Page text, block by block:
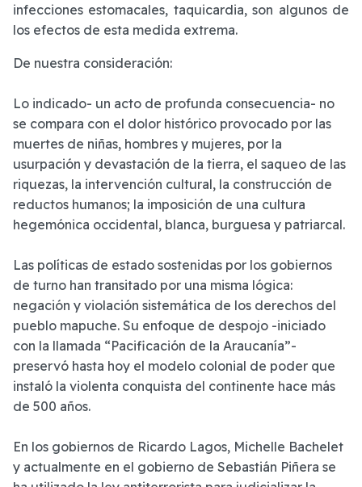
infecciones estomacales, taquicardia, son algunos de
los efectos de esta medida extrema.
De nuestra consideración:
Lo indicado- un acto de profunda consecuencia- no
se compara con el dolor histórico provocado por las
muertes de niñas, hombres y mujeres, por la
usurpación y devastación de la tierra, el saqueo de las
riquezas, la intervención cultural, la construcción de
reductos humanos; la imposición de una cultura
hegemónica occidental, blanca, burguesa y patriarcal.
Las políticas de estado sostenidas por los gobiernos
de turno han transitado por una misma lógica:
negación y violación sistemática de los derechos del
pueblo mapuche. Su enfoque de despojo -iniciado
con la llamada “Pacificación de la Araucanía”-
preservó hasta hoy el modelo colonial de poder que
instaló la violenta conquista del continente hace más
de 500 años.
En los gobiernos de Ricardo Lagos, Michelle Bachelet
y actualmente en el gobierno de Sebastián Piñera se